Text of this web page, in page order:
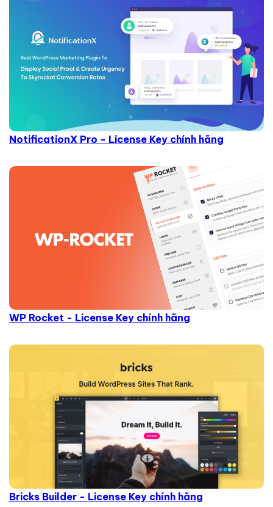
NotificationX Pro - License Key chính hãng
WP Rocket - License Key chính hãng
Bricks Builder - License Key chính hãng